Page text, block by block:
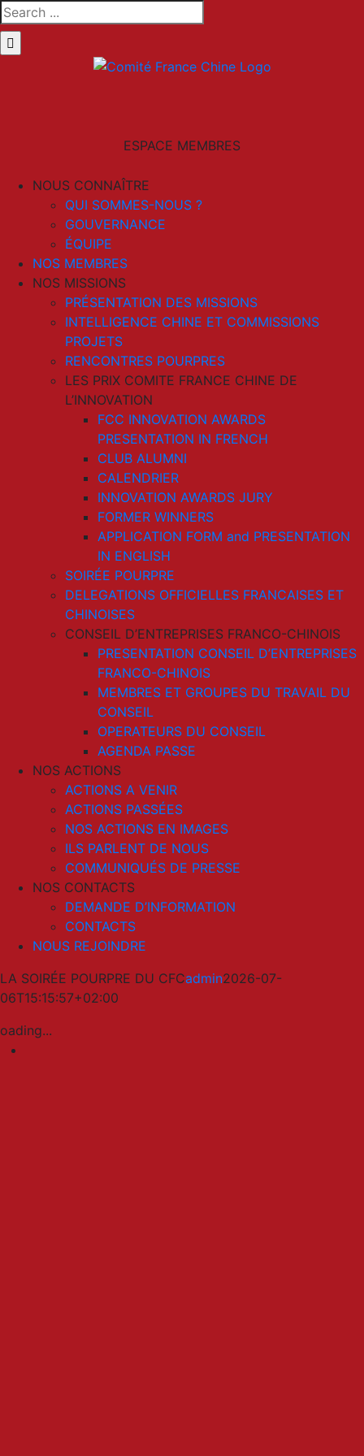
Skip
to
content
Search
for:
ESPACE MEMBRES
NOUS CONNAÎTRE
QUI SOMMES-NOUS ?
GOUVERNANCE
ÉQUIPE
NOS MEMBRES
NOS MISSIONS
PRÉSENTATION DES MISSIONS
INTELLIGENCE CHINE ET COMMISSIONS
PROJETS
RENCONTRES POURPRES
LES PRIX COMITE FRANCE CHINE DE
L’INNOVATION
FCC INNOVATION AWARDS
PRESENTATION IN FRENCH
CLUB ALUMNI
CALENDRIER
INNOVATION AWARDS JURY
FORMER WINNERS
APPLICATION FORM and PRESENTATION
IN ENGLISH
SOIRÉE POURPRE
DELEGATIONS OFFICIELLES FRANCAISES ET
CHINOISES
CONSEIL D’ENTREPRISES FRANCO-CHINOIS
PRESENTATION CONSEIL D’ENTREPRISES
FRANCO-CHINOIS
MEMBRES ET GROUPES DU TRAVAIL DU
CONSEIL
OPERATEURS DU CONSEIL
AGENDA PASSE
NOS ACTIONS
ACTIONS A VENIR
ACTIONS PASSÉES
NOS ACTIONS EN IMAGES
ILS PARLENT DE NOUS
COMMUNIQUÉS DE PRESSE
NOS CONTACTS
DEMANDE D’INFORMATION
CONTACTS
NOUS REJOINDRE
LA SOIRÉE POURPRE DU CFCadmin2026-07-
06T15:15:57+02:00